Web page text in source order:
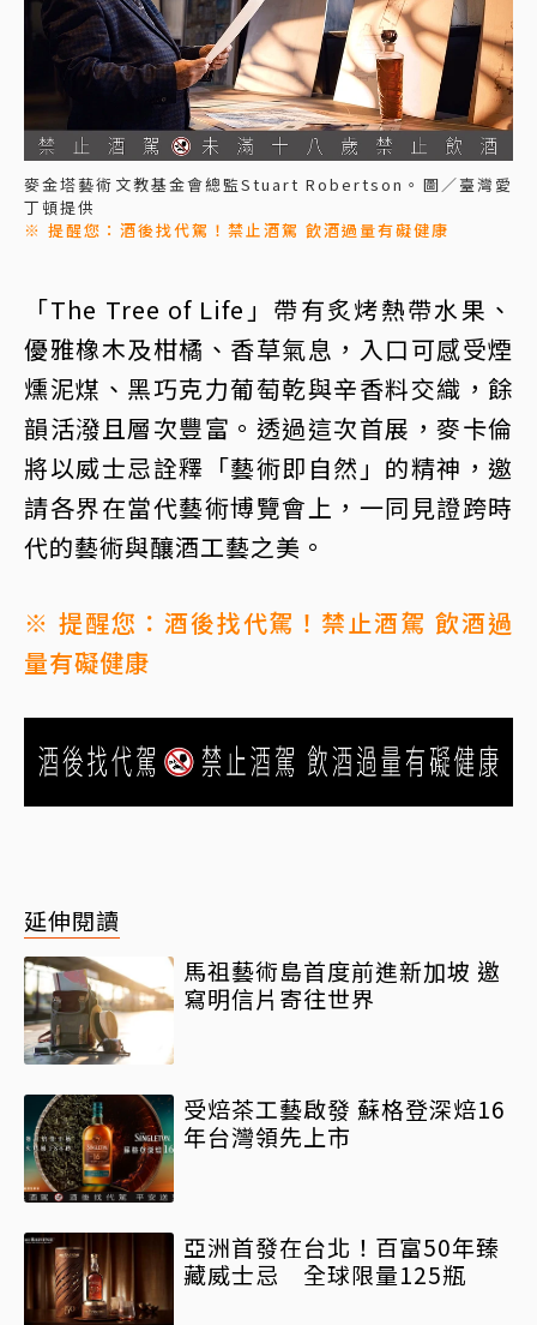
麥金塔藝術文教基金會總監Stuart Robertson。圖／臺灣愛
丁頓提供
※ 提醒您：酒後找代駕！禁止酒駕 飲酒過量有礙健康
「The Tree of Life」帶有炙烤熱帶水果、
優雅橡木及柑橘、香草氣息，入口可感受煙
燻泥煤、黑巧克力葡萄乾與辛香料交織，餘
韻活潑且層次豐富。透過這次首展，麥卡倫
將以威士忌詮釋「藝術即自然」的精神，邀
請各界在當代藝術博覽會上，一同見證跨時
代的藝術與釀酒工藝之美。
※ 提醒您：酒後找代駕！禁止酒駕 飲酒過
量有礙健康
延伸閱讀
馬祖藝術島首度前進新加坡 邀
寫明信片寄往世界
受焙茶工藝啟發 蘇格登深焙16
年台灣領先上市
亞洲首發在台北！百富50年臻
藏威士忌 全球限量125瓶